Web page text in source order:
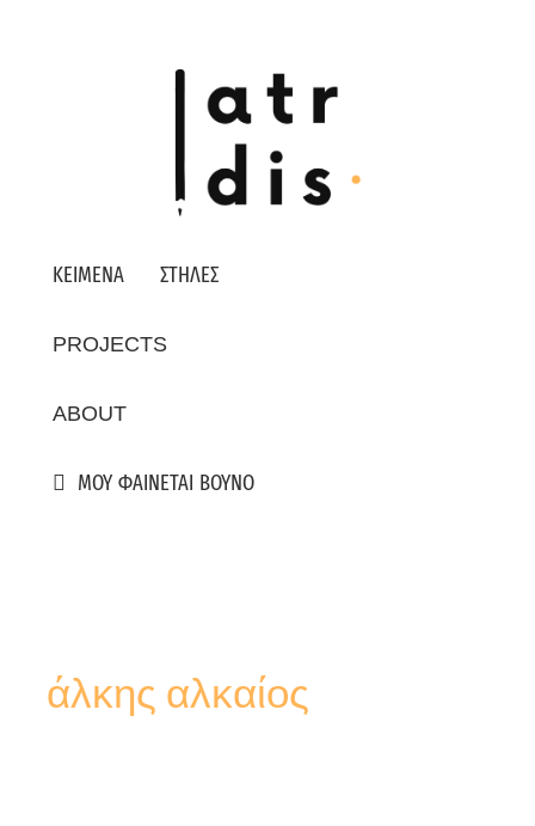
ΚΕΙΜΕΝΑ ΣΤΗΛΕΣ
PROJECTS
ABOUT
ΜΟΥ ΦΑΙΝΕΤΑΙ ΒΟΥΝΟ
άλκης αλκαίος